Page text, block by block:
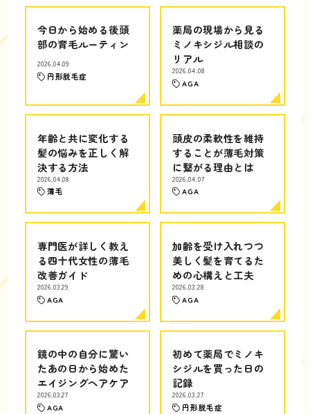
今日から始める後頭
部の育毛ルーティン
2026.04.09
円形脱毛症
薬局の現場から見る
ミノキシジル相談の
リアル
2026.04.08
AGA
年齢と共に変化する
髪の悩みを正しく解
決する方法
2026.04.08
薄毛
頭皮の柔軟性を維持
することが薄毛対策
に繋がる理由とは
2026.04.07
AGA
専門医が詳しく教え
る四十代女性の薄毛
改善ガイド
2026.03.29
AGA
加齢を受け入れつつ
美しく髪を育てるた
めの心構えと工夫
2026.03.28
AGA
鏡の中の自分に驚い
たあの日から始めた
エイジングヘアケア
2026.03.27
AGA
初めて薬局でミノキ
シジルを買った日の
記録
2026.03.27
円形脱毛症